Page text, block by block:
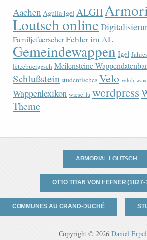
Aachen Agulia Igel ALGH
Loutsch online
FamiljefuerscherFehler im AL
Gemeindewappen Igel
lëtzebuergesch Meilensteine
Schlußstein studentisches Velo veloh
Wappenlexikon wiesel.lu wordpress
Theme
ARMORIAL LOUTSCH
OTTO TITAN VON HEFNER (1827-
COMMUNES AU GRAND-DUCHÉ
Copyright © 2026 Daniel